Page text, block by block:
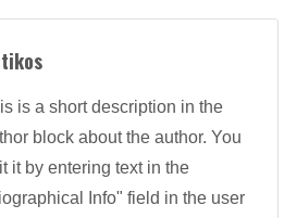
is a short description in the
block about the author. You
it by entering text in the
Info" field in the user